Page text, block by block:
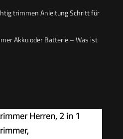
trimmen Anleitung Schritt für
Akku oder Batterie – Was ist
Herren, 2 in 1